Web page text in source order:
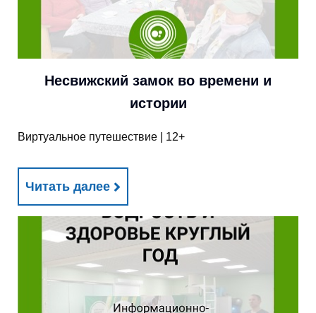
Несвижский замок во времени и
истории
Виртуальное путешествие | 12+
Читать далее